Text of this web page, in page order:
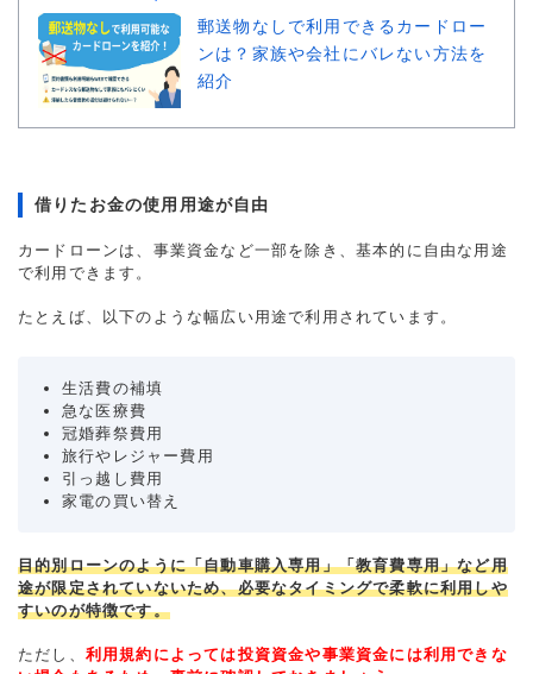
郵送物なしで利用できるカードロー
ンは？家族や会社にバレない方法を
紹介
借りたお金の使用用途が自由
カードローンは、事業資金など一部を除き、基本的に自由な用途
で利用できます。
たとえば、以下のような幅広い用途で利用されています。
生活費の補填
急な医療費
冠婚葬祭費用
旅行やレジャー費用
引っ越し費用
家電の買い替え
目的別ローンのように「自動車購入専用」「教育費専用」など用
途が限定されていないため、必要なタイミングで柔軟に利用しや
すいのが特徴です。
ただし、 利用規約によっては投資資金や事業資金には利用できな